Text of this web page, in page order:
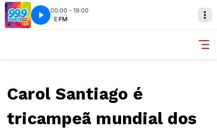
00:00 - 19:00
FORTE FM
Carol Santiago é
tricampeã mundial dos